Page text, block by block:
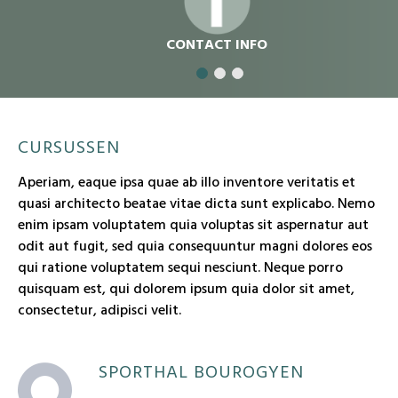
CONTACT INFO
CURSUSSEN
Aperiam, eaque ipsa quae ab illo inventore veritatis et
quasi architecto beatae vitae dicta sunt explicabo. Nemo
enim ipsam voluptatem quia voluptas sit aspernatur aut
odit aut fugit, sed quia consequuntur magni dolores eos
qui ratione voluptatem sequi nesciunt. Neque porro
quisquam est, qui dolorem ipsum quia dolor sit amet,
consectetur, adipisci velit.
SPORTHAL BOUROGYEN